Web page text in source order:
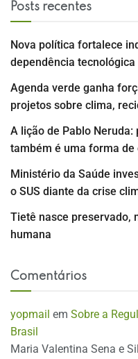
Posts recentes
Nova política fortalece
dependência tecnológica
Agenda verde ganha
projetos sobre clima,
A lição de Pablo
também é uma forma de
Ministério da Saúde
o SUS diante da crise
Tietê nasce preservado,
humana
Comentários
yopmail em Sobre a
Brasil
Maria Valentina Sena e